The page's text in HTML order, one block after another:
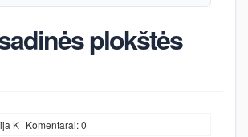
plokštės
K Komentarai: 0